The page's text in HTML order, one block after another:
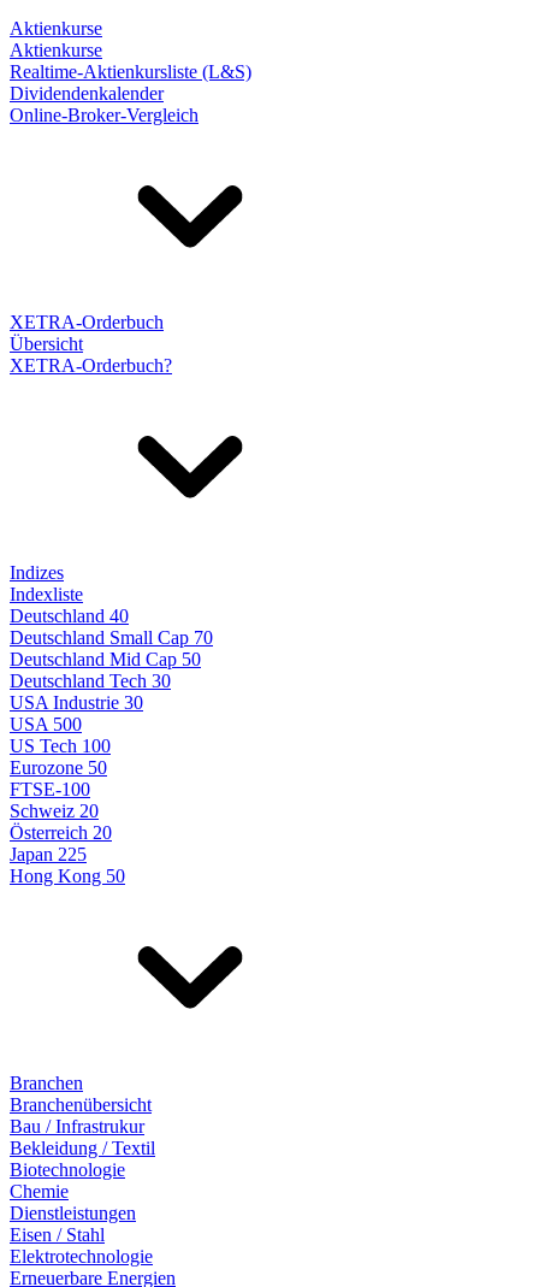
Aktienkurse
Aktienkurse
Realtime-Aktienkursliste (L&S)
Dividendenkalender
Online-Broker-Vergleich
XETRA-Orderbuch
Übersicht
XETRA-Orderbuch?
Indizes
Indexliste
Deutschland 40
Deutschland Small Cap 70
Deutschland Mid Cap 50
Deutschland Tech 30
USA Industrie 30
USA 500
US Tech 100
Eurozone 50
FTSE-100
Schweiz 20
Österreich 20
Japan 225
Hong Kong 50
Branchen
Branchenübersicht
Bau / Infrastrukur
Bekleidung / Textil
Biotechnologie
Chemie
Dienstleistungen
Eisen / Stahl
Elektrotechnologie
Erneuerbare Energien